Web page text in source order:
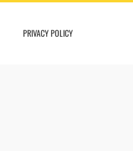
PRIVACY POLICY